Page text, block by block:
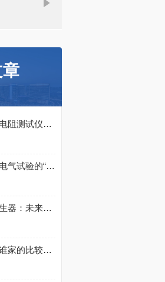
武汉特高压高精度回路电阻测试仪：设备导电安全的 “精准测量哨兵”
大电流发生器哪家好：电气试验的“能量引擎”与应用全览
武汉特高压直流高压发生器：未来发展趋势与展望
绝缘靴手套耐压测试仪谁家的比较好：解析耐压测试仪的市场选择